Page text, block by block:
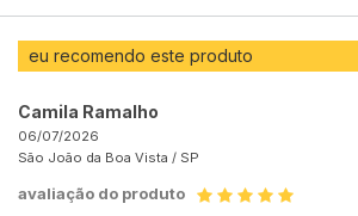
eu recomendo este produto
Camila Ramalho
06/07/2026
São João da Boa Vista / SP
avaliação do produto